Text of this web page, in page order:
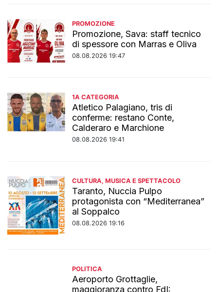
PROMOZIONE
Promozione, Sava: staff tecnico
di spessore con Marras e Oliva
08.08.2026 19:47
1A CATEGORIA
Atletico Palagiano, tris di
conferme: restano Conte,
Calderaro e Marchione
08.08.2026 19:41
CULTURA, MUSICA E SPETTACOLO
Taranto, Nuccia Pulpo
protagonista con “Mediterranea”
al Soppalco
08.08.2026 19:16
POLITICA
Aeroporto Grottaglie,
maggioranza contro FdI: